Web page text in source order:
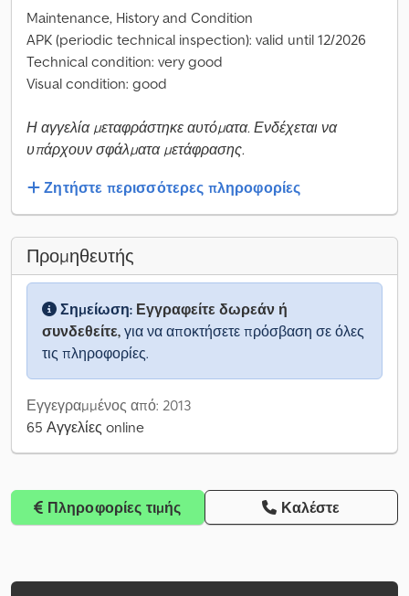
Maintenance, History and Condition
APK (periodic technical inspection): valid until 12/2026
Technical condition: very good
Visual condition: good
Η αγγελία μεταφράστηκε αυτόματα. Ενδέχεται να
υπάρχουν σφάλματα μετάφρασης.
Ζητήστε περισσότερες πληροφορίες
Προμηθευτής
Σημείωση: Εγγραφείτε δωρεάν ή
συνδεθείτε, για να αποκτήσετε πρόσβαση σε όλες
τις πληροφορίες.
Εγγεγραμμένος από: 2013
65 Αγγελίες online
Πληροφορίες τιμής Καλέστε